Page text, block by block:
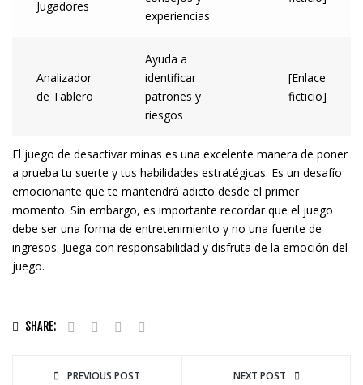
Jugadores
experiencias
Analizador
de Tablero
Ayuda a
identificar
patrones y
riesgos
[Enlace
ficticio]
El juego de desactivar minas es una excelente manera de poner
a prueba tu suerte y tus habilidades estratégicas. Es un desafío
emocionante que te mantendrá adicto desde el primer
momento. Sin embargo, es importante recordar que el juego
debe ser una forma de entretenimiento y no una fuente de
ingresos. Juega con responsabilidad y disfruta de la emoción del
juego.
SHARE:
PREVIOUS POST NEXT POST